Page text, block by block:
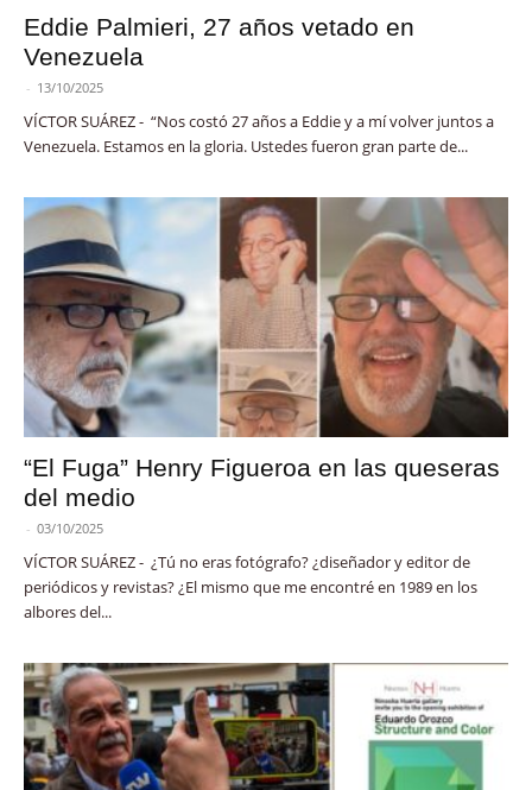
Eddie Palmieri, 27 años vetado en
Venezuela
- 13/10/2025
VÍCTOR SUÁREZ - “Nos costó 27 años a Eddie y a mí volver juntos a
Venezuela. Estamos en la gloria. Ustedes fueron gran parte de...
“El Fuga” Henry Figueroa en las queseras
del medio
- 03/10/2025
VÍCTOR SUÁREZ - ¿Tú no eras fotógrafo? ¿diseñador y editor de
periódicos y revistas? ¿El mismo que me encontré en 1989 en los
albores del...